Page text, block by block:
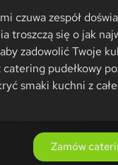
czuwa zespół
troszczą się o jak
zadowolić Twoje
pudełkowy
smaki kuchni z
Zamów